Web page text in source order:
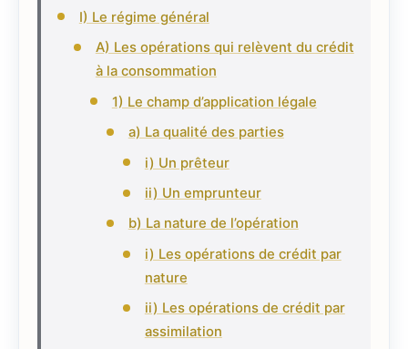
I) Le régime général
A) Les opérations qui relèvent du crédit
à la consommation
1) Le champ d’application légale
a) La qualité des parties
i) Un prêteur
ii) Un emprunteur
b) La nature de l’opération
i) Les opérations de crédit par
nature
ii) Les opérations de crédit par
assimilation